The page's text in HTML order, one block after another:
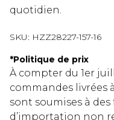
quotidien.
SKU: HZZ28227-157-16
*Politique de prix
À compter du 1er
commandes livrées
sont soumises à
d’importation non